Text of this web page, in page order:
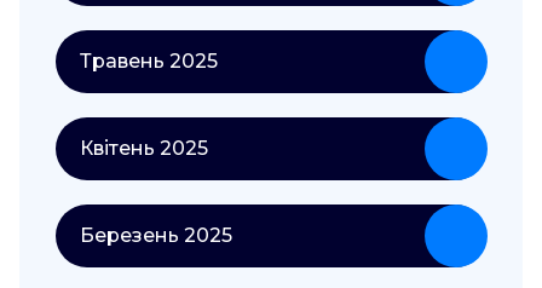
Травень 2025
Квітень 2025
Березень 2025